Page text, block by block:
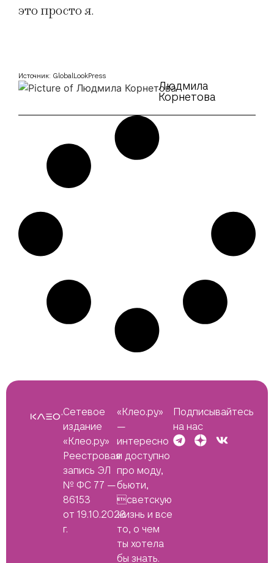
это просто я.
Людмила
Корнетова
Источник: GlobalLookPress
Сетевое
издание
«Клео.ру»
Реестровая
запись ЭЛ
№ ФС 77 —
86153
от 19.10.2023
г.
«Клео.ру»
—
интересно
и доступно
про моду,
бьюти,
светскую
жизнь и все
то, о чем
ты хотела
бы знать.
Подписывайтесь
на нас